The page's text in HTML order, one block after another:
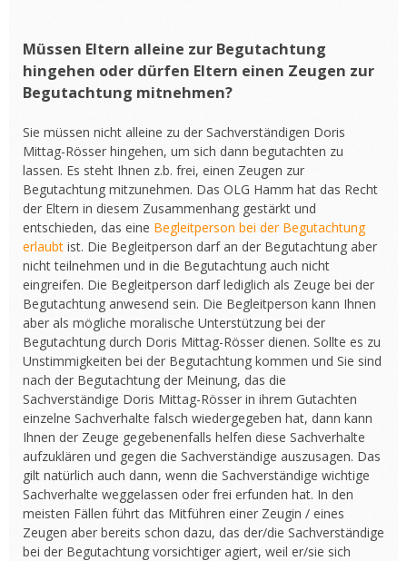
Müssen Eltern alleine zur Begutachtung
hingehen oder dürfen Eltern einen Zeugen zur
Begutachtung mitnehmen?
Sie müssen nicht alleine zu der Sachverständigen Doris
Mittag-Rösser hingehen, um sich dann begutachten zu
lassen. Es steht Ihnen z.b. frei, einen Zeugen zur
Begutachtung mitzunehmen. Das OLG Hamm hat das Recht
der Eltern in diesem Zusammenhang gestärkt und
entschieden, das eine Begleitperson bei der Begutachtung
erlaubt ist. Die Begleitperson darf an der Begutachtung aber
nicht teilnehmen und in die Begutachtung auch nicht
eingreifen. Die Begleitperson darf lediglich als Zeuge bei der
Begutachtung anwesend sein. Die Begleitperson kann Ihnen
aber als mögliche moralische Unterstützung bei der
Begutachtung durch Doris Mittag-Rösser dienen. Sollte es zu
Unstimmigkeiten bei der Begutachtung kommen und Sie sind
nach der Begutachtung der Meinung, das die
Sachverständige Doris Mittag-Rösser in ihrem Gutachten
einzelne Sachverhalte falsch wiedergegeben hat, dann kann
Ihnen der Zeuge gegebenenfalls helfen diese Sachverhalte
aufzuklären und gegen die Sachverständige auszusagen. Das
gilt natürlich auch dann, wenn die Sachverständige wichtige
Sachverhalte weggelassen oder frei erfunden hat. In den
meisten Fällen führt das Mitführen einer Zeugin / eines
Zeugen aber bereits schon dazu, das der/die Sachverständige
bei der Begutachtung vorsichtiger agiert, weil er/sie sich